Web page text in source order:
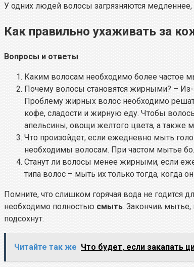
У одних людей волосы загрязняются
Как правильно ухаживать за
Вопросы и ответы
Каким волосам необходимо более
Почему волосы становятся жирными? –
Проблему жирных волос необходимо
кофе, сладости и жирную еду. Чтобы
апельсины, овощи желтого цвета, а также
Что произойдет, если ежедневно мыть
необходимы волосам. При частом мытье
Станут ли волосы менее жирными, если
типа волос – мыть их только тогда, когда
Помните, что слишком горячая вода не годится
необходимо полностью смыть. Закончив мытье,
подсохнут.
Читайте так же Что будет, если закапать